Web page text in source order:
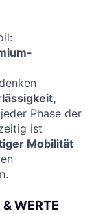
Phase der
ist
Mobilität
& WERTE